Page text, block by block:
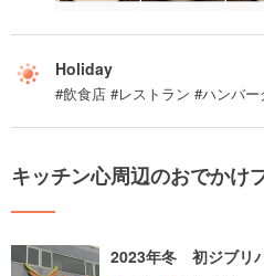
Holiday
#飲食店 #レストラン #ハンバ
キッチン心周辺のおでかけ
2023年冬 初ジブリ